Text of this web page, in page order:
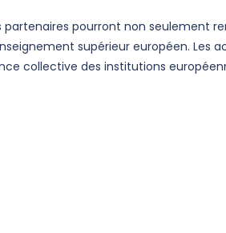
partenaires pourront non
supérieur européen. Les
collective des institutions